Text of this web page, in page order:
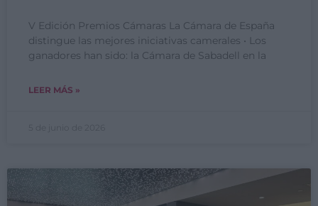
V Edición Premios Cámaras La Cámara de España
distingue las mejores iniciativas camerales • Los
ganadores han sido: la Cámara de Sabadell en la
LEER MÁS »